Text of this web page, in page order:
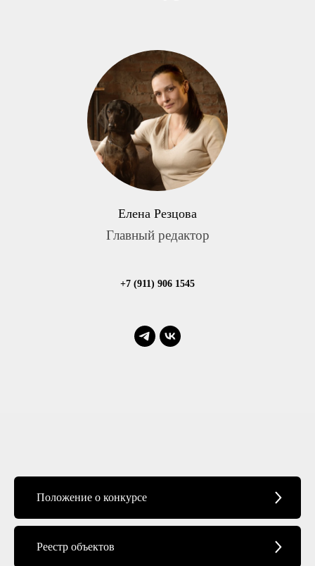
Елена Резцова
Главный редактор
+7 (911) 906 1545
Положение о конкурсе
Реестр объектов